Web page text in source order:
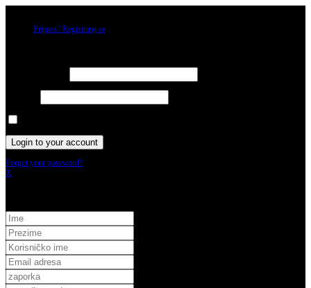
Prijava / Registriraj se
Forgot your password?
X